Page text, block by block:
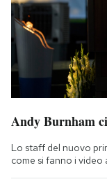
Andy Burnham
Lo staff del nuovo
come si fanno i video